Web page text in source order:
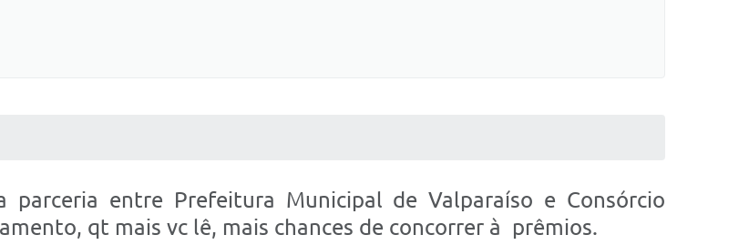
parceria entre Prefeitura Municipal de Valparaíso e Consórcio
qt mais vc lê, mais chances de concorrer à prêmios.